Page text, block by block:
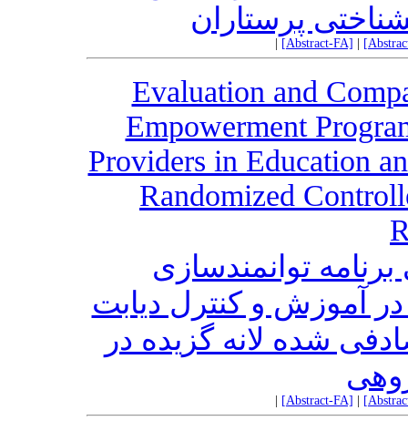
پرستاران
[Abstract-FA]
Evaluation and
Empowerment
Providers in Education
Randomized
توانمندسازی
آموزش و کنترل دیابت
شده لانه گزیده در
[Abstract-FA]